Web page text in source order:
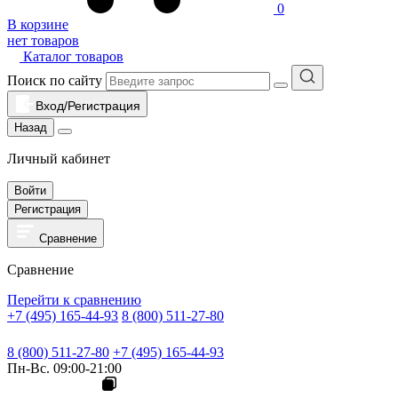
0
В корзине
нет товаров
Каталог товаров
Поиск по сайту
Вход/Регистрация
Назад
Личный кабинет
Войти
Регистрация
Сравнение
Сравнение
Перейти к сравнению
+7 (495) 165-44-93 8 (800) 511-27-80
8 (800) 511-27-80 +7 (495) 165-44-93
Пн-Вс. 09:00-21:00